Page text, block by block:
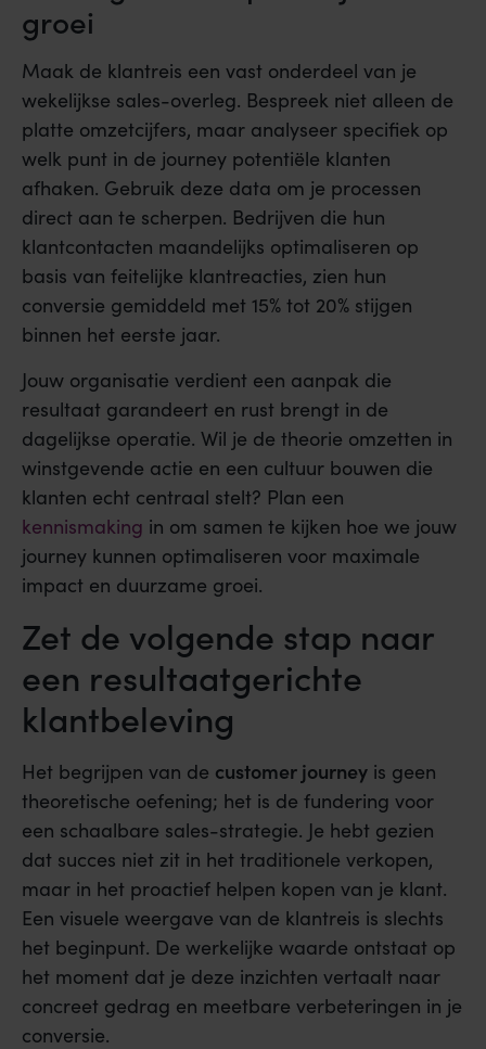
groei
Maak de klantreis een vast onderdeel van je
wekelijkse sales-overleg. Bespreek niet alleen de
platte omzetcijfers, maar analyseer specifiek op
welk punt in de journey potentiële klanten
afhaken. Gebruik deze data om je processen
direct aan te scherpen. Bedrijven die hun
klantcontacten maandelijks optimaliseren op
basis van feitelijke klantreacties, zien hun
conversie gemiddeld met 15% tot 20% stijgen
binnen het eerste jaar.
Jouw organisatie verdient een aanpak die
resultaat garandeert en rust brengt in de
dagelijkse operatie. Wil je de theorie omzetten in
winstgevende actie en een cultuur bouwen die
klanten echt centraal stelt? Plan een
kennismaking in om samen te kijken hoe we jouw
journey kunnen optimaliseren voor maximale
impact en duurzame groei.
Zet de volgende stap naar
een resultaatgerichte
klantbeleving
Het begrijpen van de customer journey is geen
theoretische oefening; het is de fundering voor
een schaalbare sales-strategie. Je hebt gezien
dat succes niet zit in het traditionele verkopen,
maar in het proactief helpen kopen van je klant.
Een visuele weergave van de klantreis is slechts
het beginpunt. De werkelijke waarde ontstaat op
het moment dat je deze inzichten vertaalt naar
concreet gedrag en meetbare verbeteringen in je
conversie.